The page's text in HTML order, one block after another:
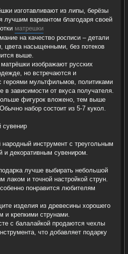
изготавливают из липы, берёзы
лучшим вариантом благодаря своей
матрешки
на качество росписи – детали
цвета насыщенными, без потеков
выше.
изображают русских
но встречаются и
героями мультфильмов, политиками
зависимости от вкуса получателя.
фигурок вложено, тем выше
набор состоит из 5-7 кукол.
сувенир
инструмент с треугольным
декоративным сувениром.
лучше выбирать небольшой
лаком и точной настройкой струн.
понравится любителям
изделия из древесины хорошего
и крепкими струнами.
с балалайкой продаются чехлы
что добавляет подарку